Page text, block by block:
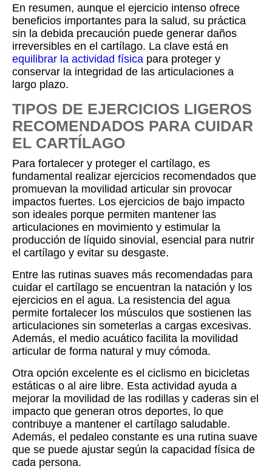
En resumen, aunque el ejercicio intenso ofrece
beneficios importantes para la salud, su práctica
sin la debida precaución puede generar daños
irreversibles en el cartílago. La clave está en
equilibrar la actividad física para proteger y
conservar la integridad de las articulaciones a
largo plazo.
TIPOS DE EJERCICIOS LIGEROS
RECOMENDADOS PARA CUIDAR
EL CARTÍLAGO
Para fortalecer y proteger el cartílago, es
fundamental realizar ejercicios recomendados que
promuevan la movilidad articular sin provocar
impactos fuertes. Los ejercicios de bajo impacto
son ideales porque permiten mantener las
articulaciones en movimiento y estimular la
producción de líquido sinovial, esencial para nutrir
el cartílago y evitar su desgaste.
Entre las rutinas suaves más recomendadas para
cuidar el cartílago se encuentran la natación y los
ejercicios en el agua. La resistencia del agua
permite fortalecer los músculos que sostienen las
articulaciones sin someterlas a cargas excesivas.
Además, el medio acuático facilita la movilidad
articular de forma natural y muy cómoda.
Otra opción excelente es el ciclismo en bicicletas
estáticas o al aire libre. Esta actividad ayuda a
mejorar la movilidad de las rodillas y caderas sin el
impacto que generan otros deportes, lo que
contribuye a mantener el cartílago saludable.
Además, el pedaleo constante es una rutina suave
que se puede ajustar según la capacidad física de
cada persona.